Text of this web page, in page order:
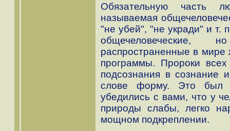
Обязательную часть
называемая
"не убей", "не укради" и т.
распространенные в
программы. Пророки
подсознания в сознание
слове форму. Это был
убедились с вами, что у
природы слабы, легко
мощном подкреплении.